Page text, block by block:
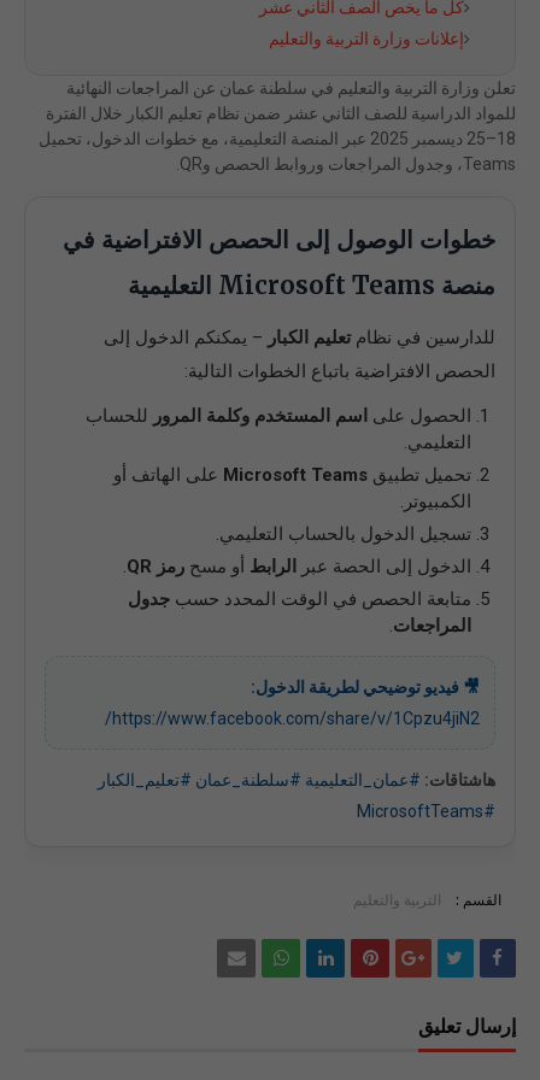
كل ما يخص الصف الثاني عشر
إعلانات وزارة التربية والتعليم
تعلن وزارة التربية والتعليم في سلطنة عمان عن المراجعات النهائية
للمواد الدراسية للصف الثاني عشر ضمن نظام تعليم الكبار خلال الفترة
18–25 ديسمبر 2025 عبر المنصة التعليمية، مع خطوات الدخول، تحميل
Teams، وجدول المراجعات وروابط الحصص وQR.
خطوات الوصول إلى الحصص الافتراضية في
منصة Microsoft Teams التعليمية
للدارسين في نظامتعليم الكبار – يمكنكم الدخول إلى
الحصص الافتراضية باتباع الخطوات التالية:
الحصول على اسم المستخدم وكلمة المرور للحساب
التعليمي.
تحميل تطبيق Microsoft Teams على الهاتف أو
الكمبيوتر.
تسجيل الدخول بالحساب التعليمي.
الدخول إلى الحصة عبر
الرابط أو مسح رمز QR
.
متابعة الحصص في الوقت المحدد حسب جدول
المراجعات.
🎥 فيديو توضيحي لطريقة الدخول:
https://www.facebook.com/share/v/1Cpzu4jiN2/
هاشتاقات: #عمان_التعليمية #سلطنة_عمان #تعليم_الكبار
#MicrosoftTeams
القسم : التربية والتعليم
إرسال تعليق